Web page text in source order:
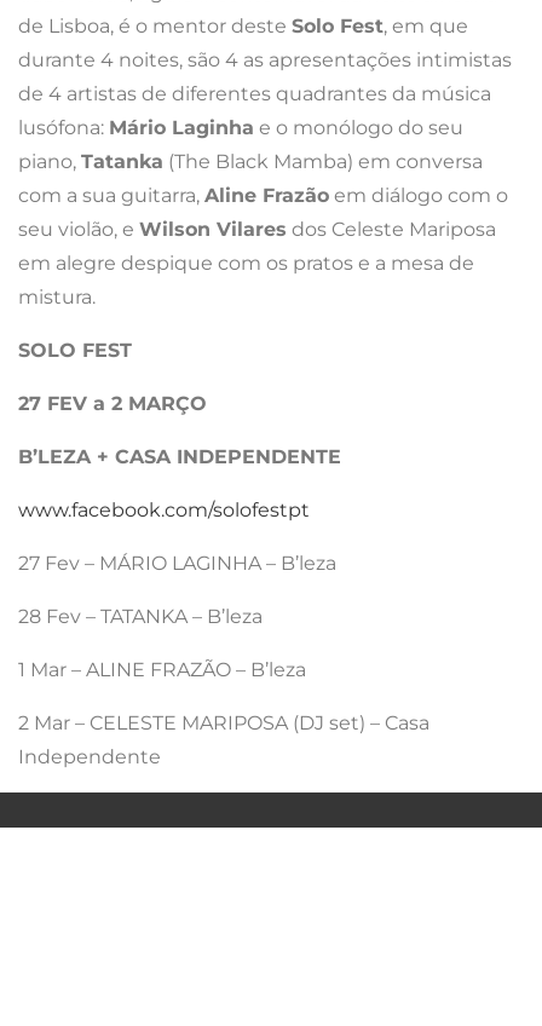
de Lisboa, é o mentor deste Solo Fest, em que
durante 4 noites, são 4 as apresentações intimistas
de 4 artistas de diferentes quadrantes da música
lusófona: Mário Laginha e o monólogo do seu
piano, Tatanka (The Black Mamba) em conversa
com a sua guitarra, Aline Frazão em diálogo com o
seu violão, e Wilson Vilares dos Celeste Mariposa
em alegre despique com os pratos e a mesa de
mistura.
SOLO FEST
27 FEV a 2 MARÇO
B’LEZA + CASA INDEPENDENTE
www.facebook.com/solofestpt
27 Fev – MÁRIO LAGINHA – B’leza
28 Fev – TATANKA – B’leza
1 Mar – ALINE FRAZÃO – B’leza
2 Mar – CELESTE MARIPOSA (DJ set) – Casa
Independente